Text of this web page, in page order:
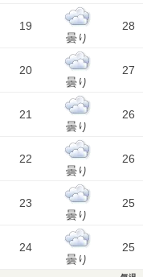
19
曇り
28
20
曇り
27
21
曇り
26
22
曇り
26
23
曇り
25
24
曇り
25